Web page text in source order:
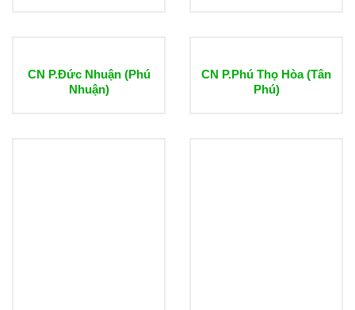
CN P.Đức Nhuận (Phú
Nhuận)
CN P.Phú Thọ Hòa (Tân
Phú)